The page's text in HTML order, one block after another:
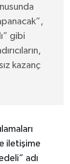
gibi
kazanç
iletişime
adı